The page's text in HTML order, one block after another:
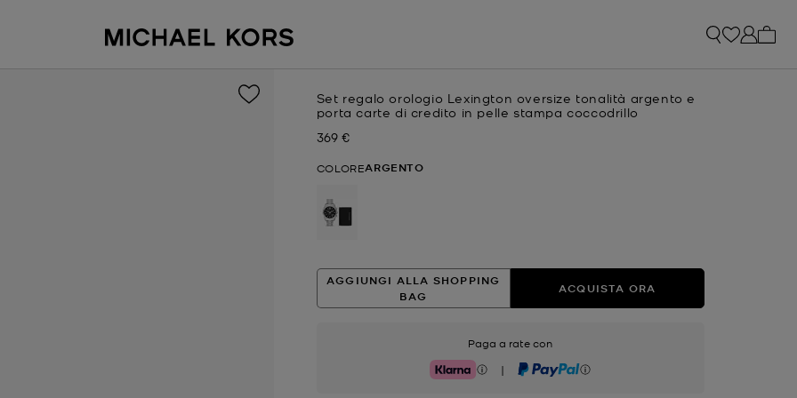
Set regalo orologio Lexington oversize tonalità argento e
porta carte di credito in pelle stampa coccodrillo
Prezzo attuale
369 €
COLOREARGENTO
AGGIUNGI ALLA SHOPPING
BAG
ACQUISTA ORA
Paga a rate con
Klarna | PayPal